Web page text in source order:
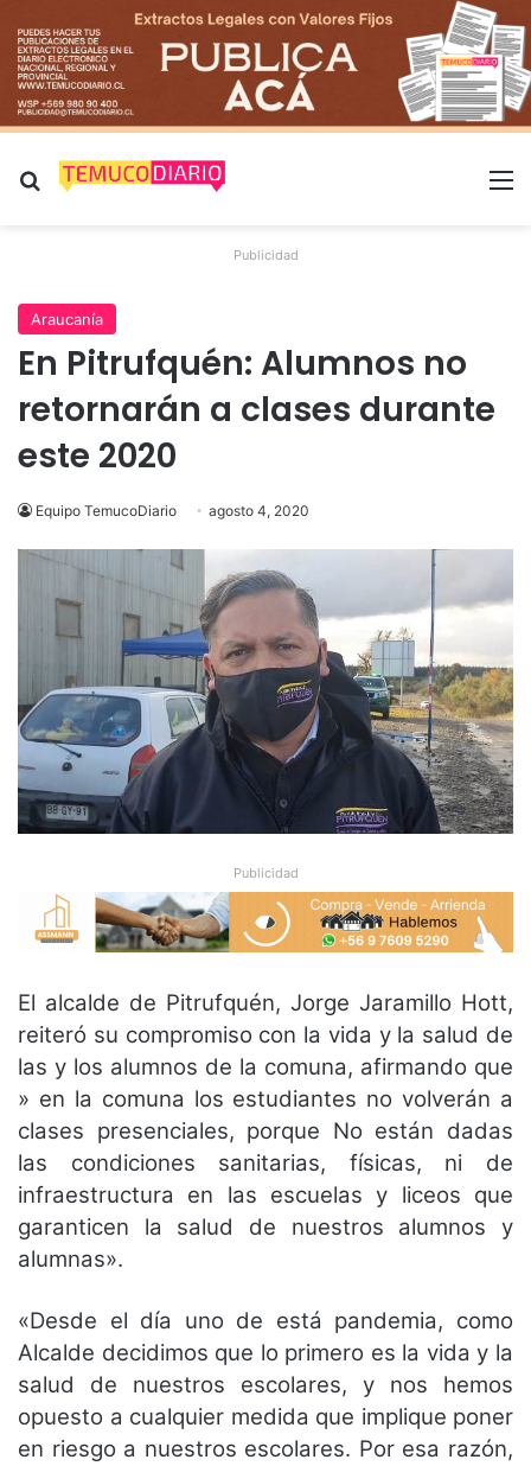
Buscar por
Publicidad
Araucanía
En Pitrufquén: Alumnos no
retornarán a clases durante
este 2020
Equipo TemucoDiario agosto 4, 2020
Publicidad
El alcalde de Pitrufquén, Jorge Jaramillo Hott,
reiteró su compromiso con la vida y la salud de
las y los alumnos de la comuna, afirmando que
» en la comuna los estudiantes no volverán a
clases presenciales, porque No están dadas
las condiciones sanitarias, físicas, ni de
infraestructura en las escuelas y liceos que
garanticen la salud de nuestros alumnos y
alumnas».
«Desde el día uno de está pandemia, como
Alcalde decidimos que lo primero es la vida y la
salud de nuestros escolares, y nos hemos
opuesto a cualquier medida que implique poner
en riesgo a nuestros escolares. Por esa razón,